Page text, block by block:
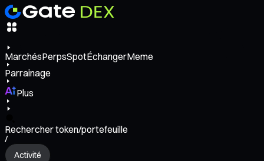
MarchésPerpsSpotÉchangerMeme
Parrainage
Plus
Rechercher token/portefeuille
/
Activité